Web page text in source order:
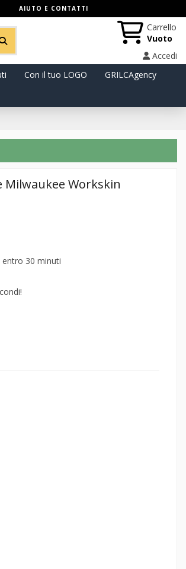
AIUTO E CONTATTI
Carrello
Vuoto
Accedi
Con il tuo LOGO
GRILCAgency
Milwaukee Workskin
entro 30 minuti